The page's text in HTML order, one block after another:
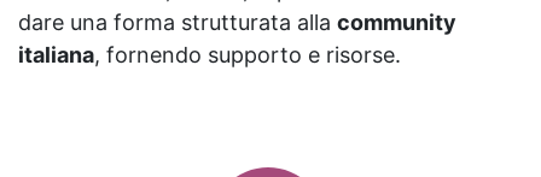
dare una forma strutturata alla community
italiana, fornendo supporto e risorse.